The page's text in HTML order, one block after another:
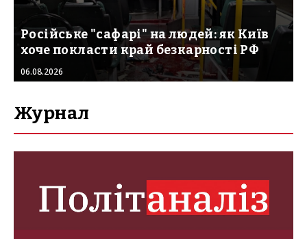
Російське "сафарі" на людей: як Київ
хоче покласти край безкарності РФ
06.08.2026
Журнал